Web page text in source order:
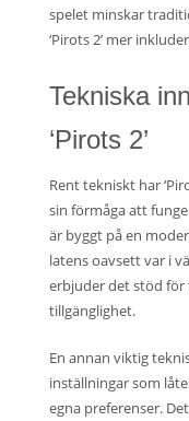
spelet minskar
‘Pirots 2’ mer
Tekniska
‘Pirots 2’
Rent tekniskt har
sin förmåga att
är byggt på en
latens oavsett var i
erbjuder det stöd för
tillgänglighet.
En annan viktig
inställningar som
egna preferenser.